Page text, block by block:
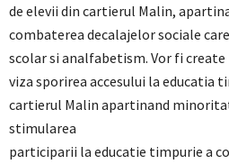
de elevii din cartierul Malin,
combaterea decalajelor sociale
scolar si analfabetism. Vor fi
viza sporirea accesului la educatia
cartierul Malin apartinand
stimularea
participarii la educatie timpurie a